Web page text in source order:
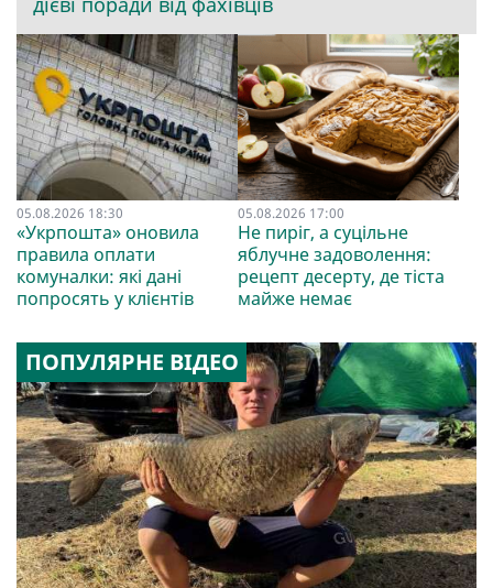
05.08.2026 18:30
«Укрпошта» оновила
правила оплати
комуналки: які дані
попросять у клієнтів
05.08.2026 17:00
Не пиріг, а суцільне
яблучне задоволення:
рецепт десерту, де тіста
майже немає
ПОПУЛЯРНЕ ВІДЕО